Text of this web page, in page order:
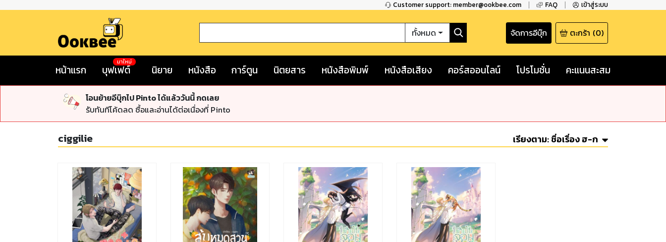
Customer support: member@ookbee.com FAQ เข้าสู่ระบบ
ทั้งหมด จัดการอีบุ๊ก ตะกร้า (0)
หน้าแรก บุฟเฟต์
มาใหม่
นิยาย หนังสือ การ์ตูน นิตยสาร หนังสือพิมพ์ หนังสือเสียง คอร์สออนไลน์ โปรโมชั่น คะแนนสะสม
โอนย้ายอีบุ๊กไป Pinto ได้แล้ววันนี้ กดเลย
รับทันทีโค้ดลด ซื้อและอ่านได้ต่อเนื่องที่ Pinto
ciggilie เรียงตาม:ชื่อเรื่อง ฮ-ก